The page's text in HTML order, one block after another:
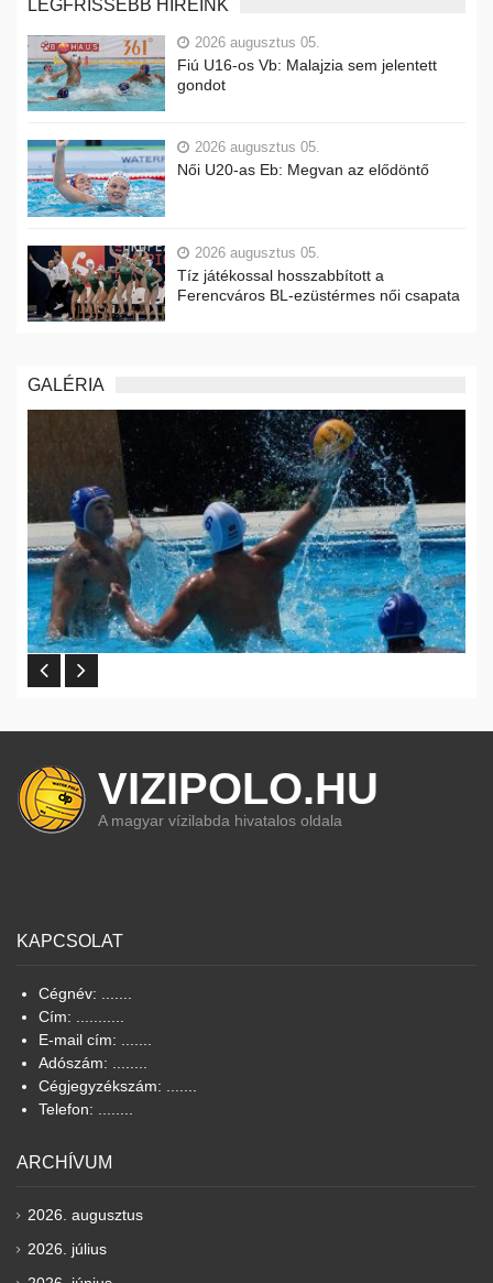
LEGFRISSEBB HÍREINK
2026 augusztus 05.
Fiú U16-os Vb: Malajzia sem jelentett
gondot
2026 augusztus 05.
Női U20-as Eb: Megvan az elődöntő
2026 augusztus 05.
Tíz játékossal hosszabbított a
Ferencváros BL-ezüstérmes női csapata
GALÉRIA
VIZIPOLO.HU
A magyar vízilabda hivatalos oldala
KAPCSOLAT
Cégnév: .......
Cím: ...........
E-mail cím: .......
Adószám: ........
Cégjegyzékszám: .......
Telefon: ........
ARCHÍVUM
2026. augusztus
2026. július